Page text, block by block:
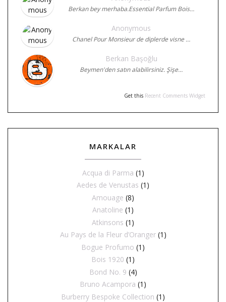
Berkan bey merhaba.Essential Parfum Bois…
Anonymous
Chanel Pour Monsieur de diplerde visne …
Berkan Başoğlu
Beymen'den satın alabilirsiniz. Şişe…
Get this Recent Comments Widget
MARKALAR
Acqua di Parma (1)
Aedes de Venustas (1)
Amouage (8)
Anatoline (1)
Atkinsons (1)
Au Pays de la Fleur d’Oranger (1)
Bogue Profumo (1)
Bois 1920 (1)
Bond No. 9 (4)
Bruno Acampora (1)
Burberry Bespoke Collection (1)